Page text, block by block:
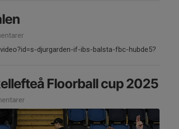
djurgarden-if-ibs-balsta-fbc-hubde5?
Floorball cup 2025